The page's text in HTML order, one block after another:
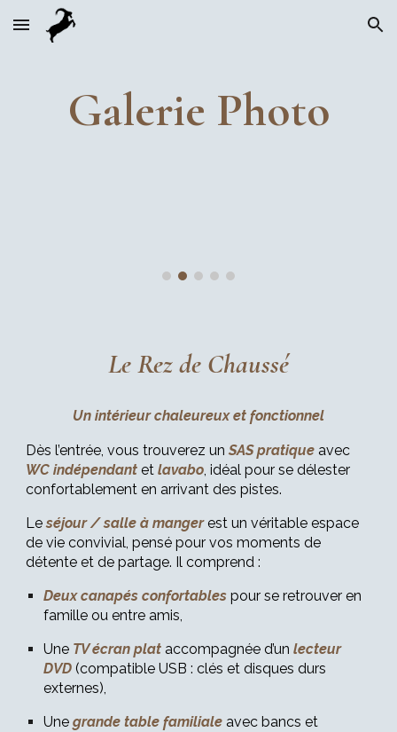
Skip to main content Skip to navigation
Galerie Photo
Le Rez de Chaussé
Un intérieur chaleureux et fonctionnel
Dès l’entrée, vous trouverez unSAS pratique avec
WC indépendant etlavabo, idéal pour se délester
confortablement en arrivant des pistes.
Leséjour / salle à mangerest un véritable espace
de vie convivial, pensé pour vos moments de
détente et de partage. Il comprend :
Deux canapés confortables pour se retrouver en
famille ou entre amis,
Une TV écran plat accompagnée d’un lecteur
DVD (compatible USB : clés et disques durs
externes),
Unegrande table familiale avec bancs et